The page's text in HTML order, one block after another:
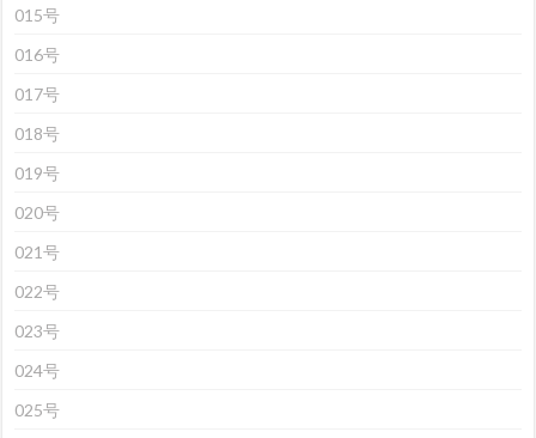
015号
016号
017号
018号
019号
020号
021号
022号
023号
024号
025号